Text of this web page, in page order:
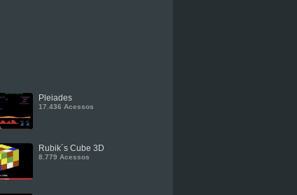
Pleiades
17.436 Acessos
Rubik´s Cube 3D
8.779 Acessos